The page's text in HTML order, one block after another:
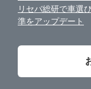
お客様の声
会社案内
リセバ総研で車選
準をアップデート